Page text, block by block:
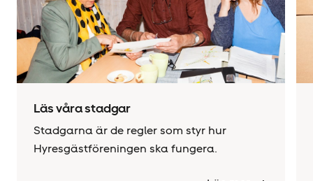
Läs våra stadgar
Stadgarna är de regler som styr hur
Hyresgäst­föreningen ska fungera.